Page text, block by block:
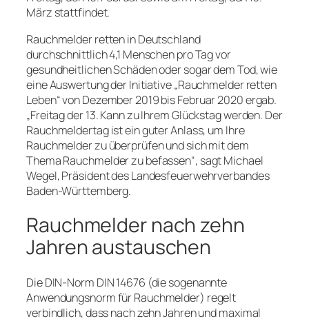
März stattfindet.
Rauchmelder retten in Deutschland
durchschnittlich 4,1 Menschen pro Tag vor
gesundheitlichen Schäden oder sogar dem Tod, wie
eine Auswertung der Initiative „Rauchmelder retten
Leben“ von Dezember 2019 bis Februar 2020 ergab.
„Freitag der 13. Kann zu Ihrem Glückstag werden. Der
Rauchmeldertag ist ein guter Anlass, um Ihre
Rauchmelder zu überprüfen und sich mit dem
Thema Rauchmelder zu befassen“, sagt Michael
Wegel, Präsident des Landesfeuerwehrverbandes
Baden-Württemberg.
Rauchmelder nach zehn
Jahren austauschen
Die DIN-Norm DIN 14676 (die sogenannte
Anwendungsnorm für Rauchmelder) regelt
verbindlich, dass nach zehn Jahren und maximal